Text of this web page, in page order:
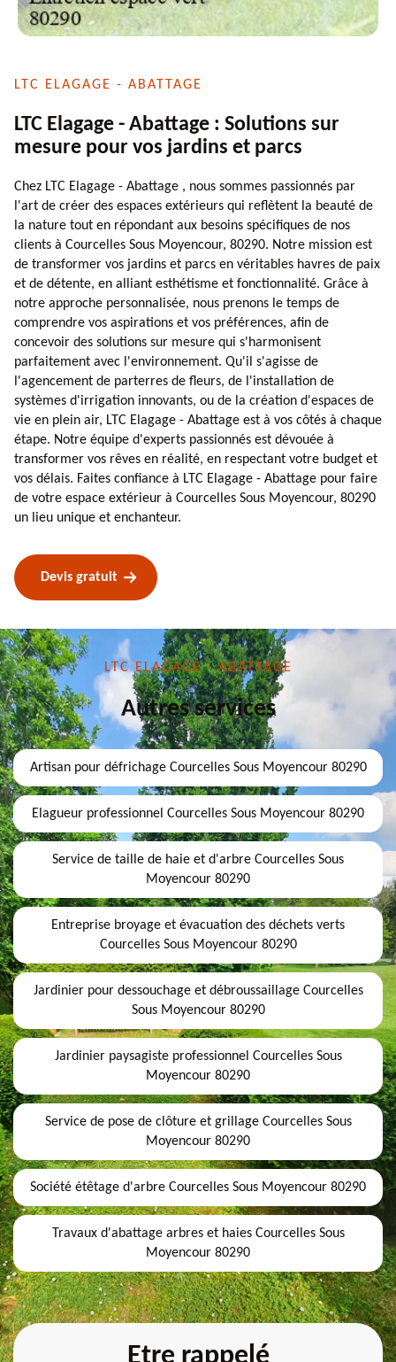
LTC ELAGAGE - ABATTAGE
LTC Elagage - Abattage : Solutions sur
mesure pour vos jardins et parcs
Chez LTC Elagage - Abattage , nous sommes passionnés par
l'art de créer des espaces extérieurs qui reflètent la beauté de
la nature tout en répondant aux besoins spécifiques de nos
clients à Courcelles Sous Moyencour, 80290. Notre mission est
de transformer vos jardins et parcs en véritables havres de paix
et de détente, en alliant esthétisme et fonctionnalité. Grâce à
notre approche personnalisée, nous prenons le temps de
comprendre vos aspirations et vos préférences, afin de
concevoir des solutions sur mesure qui s'harmonisent
parfaitement avec l'environnement. Qu'il s'agisse de
l'agencement de parterres de fleurs, de l'installation de
systèmes d'irrigation innovants, ou de la création d'espaces de
vie en plein air, LTC Elagage - Abattage est à vos côtés à chaque
étape. Notre équipe d'experts passionnés est dévouée à
transformer vos rêves en réalité, en respectant votre budget et
vos délais. Faites confiance à LTC Elagage - Abattage pour faire
de votre espace extérieur à Courcelles Sous Moyencour, 80290
un lieu unique et enchanteur.
Devis gratuit
LTC ELAGAGE - ABATTAGE
Autres services
Artisan pour défrichage Courcelles Sous Moyencour 80290
Elagueur professionnel Courcelles Sous Moyencour 80290
Service de taille de haie et d'arbre Courcelles Sous
Moyencour 80290
Entreprise broyage et évacuation des déchets verts
Courcelles Sous Moyencour 80290
Jardinier pour dessouchage et débroussaillage Courcelles
Sous Moyencour 80290
Jardinier paysagiste professionnel Courcelles Sous
Moyencour 80290
Service de pose de clôture et grillage Courcelles Sous
Moyencour 80290
Société étêtage d'arbre Courcelles Sous Moyencour 80290
Travaux d'abattage arbres et haies Courcelles Sous
Moyencour 80290